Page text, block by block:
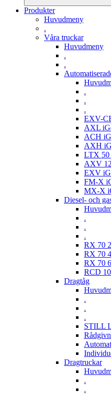
Produkter
Huvudmeny
.
Våra truckar
Huvudmeny
.
.
.
.
.
EXV-
AXL
ACH
AXH
LTX 50
AXV
EXV
FM-X
MX-X
Diesel- och
.
.
.
RX 70
RX 70
RX 70
RCD
Dragtåg
.
.
.
STILL
Dragtruckar
.
.